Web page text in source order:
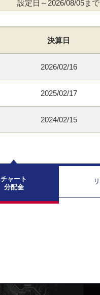
設定日～2026/08/05まで
決算日
2026/02/16
2025/02/17
2024/02/15
チャート
分配金